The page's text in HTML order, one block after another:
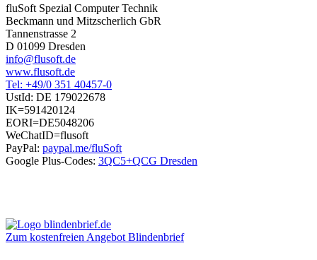
fluSoft Spezial Computer Technik
Beckmann und Mitzscherlich GbR
Tannenstrasse 2
D 01099 Dresden
info@flusoft.de
www.flusoft.de
Tel: +49/0 351 40457-0
UstId: DE 179022678
IK=591420124
EORI=DE5048206
WeChatID=flusoft
PayPal: paypal.me/fluSoft
Google Plus-Codes: 3QC5+QCG Dresden
Zum kostenfreien Angebot Blindenbrief